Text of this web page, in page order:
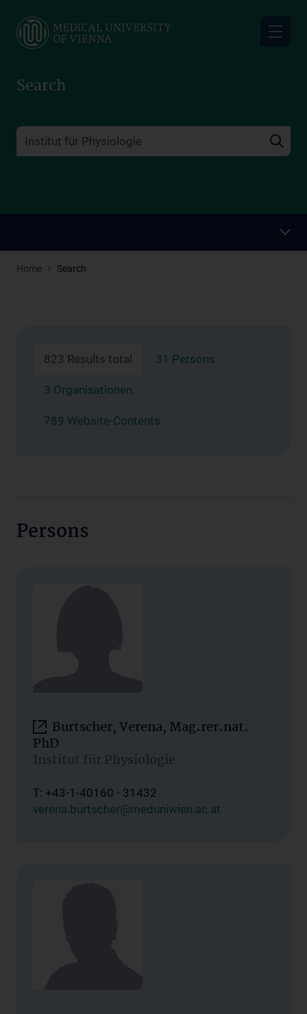
main
Search
Home Search
823 Results total 31 Persons
3 Organisationen
789 Website-Contents
Persons
Burtscher, Verena, Mag.rer.nat.
PhD
Institut für Physiologie
T: +43-1-40160 - 31432
verena.burtscher@meduniwien.ac.at